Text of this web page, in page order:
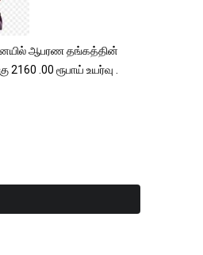
ஆபரண தங்கத்தின்
2160 .00 ரூபாய் உயர்வு .